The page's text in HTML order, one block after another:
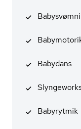
Babydans
Babyrytmik